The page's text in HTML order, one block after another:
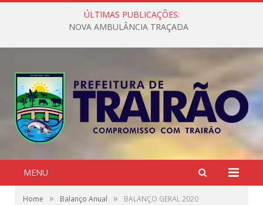
ÚLTIMAS PUBLICAÇÕES:
NOVA AMBULÂNCIA TRAÇADA
MENU
Home » Balanço Anual » BALANÇO GERAL 2020